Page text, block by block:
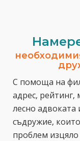
С помоща на
адрес,
лесно адвоката
съдружие,
проблем